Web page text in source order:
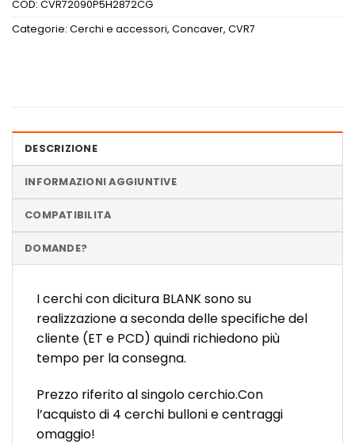
COD: CVR72090P5H2872CG
Categorie: Cerchi e accessori, Concaver, CVR7
DESCRIZIONE
INFORMAZIONI AGGIUNTIVE
COMPATIBILITA
DOMANDE?
I cerchi con dicitura BLANK sono su
realizzazione a seconda delle specifiche del
cliente (ET e PCD) quindi richiedono più
tempo per la consegna.
Prezzo riferito al singolo cerchio.Con
l’acquisto di 4 cerchi bulloni e centraggi
omaggio!